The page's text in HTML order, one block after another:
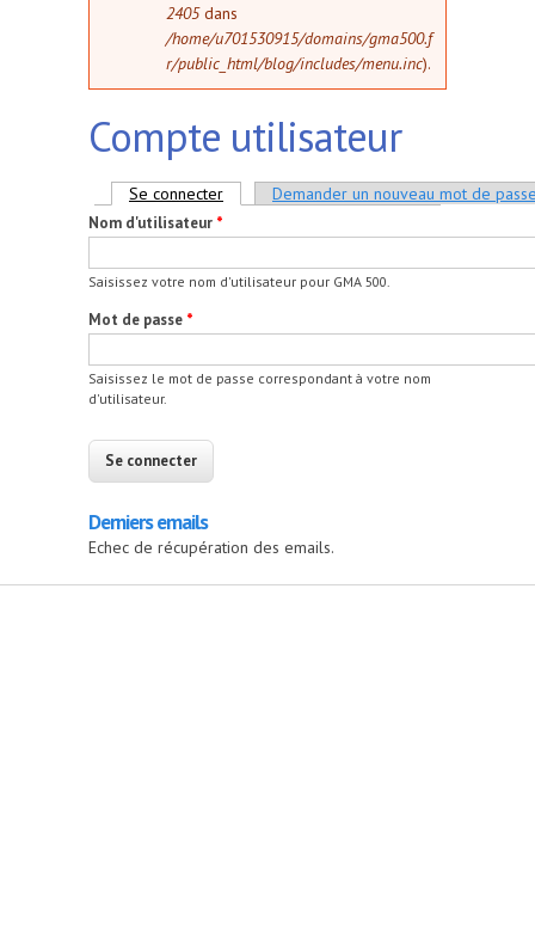
2405dans
/home/u701530915/domains/gma500.f
r/public_html/blog/includes/menu.inc).
Compte utilisateur
Onglets principaux
Se connecter (onglet actif)Demander un nouveau mot de
Nom d'utilisateur *
Saisissez votre nom d'utilisateur pour GMA 500.
Mot de passe *
Saisissez le mot de passe correspondant à votre nom
d'utilisateur.
Derniers emails
Echec de récupération des emails.